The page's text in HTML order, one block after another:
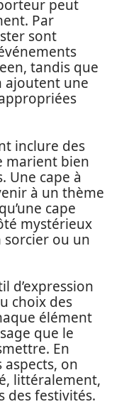
peut
Par
sont
tandis que
ajoutent une
inclure des
marient bien
Une cape à
à un thème
cape
mystérieux
sorcier ou un
d’expression
choix des
élément
que le
En
on
littéralement,
des festivités.